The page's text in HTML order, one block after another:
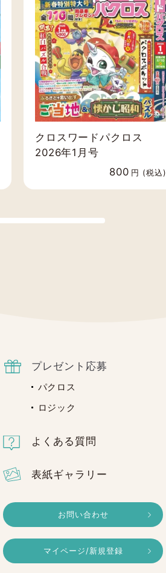
クロスワードパクロス
2026年1月号
800 円 (税込)
プレゼント応募
パクロス
ロジック
よくある質問
表紙ギャラリー
お問い合わせ
マイページ/新規登録